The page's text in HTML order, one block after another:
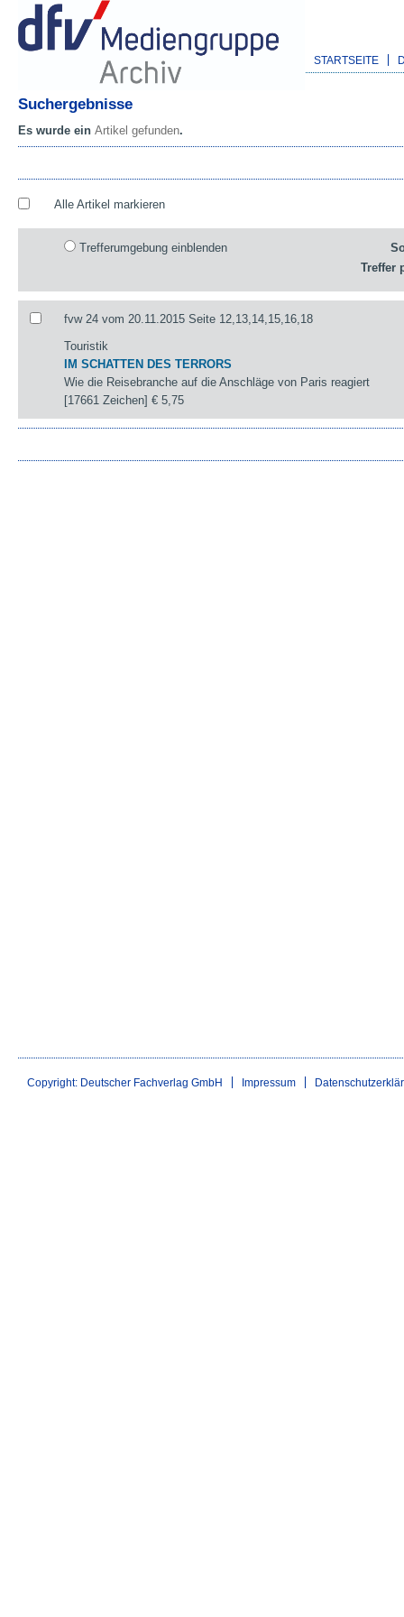
STARTSEITE
Suchergebnisse
Es wurde ein Artikel gefunden.
Alle Artikel markieren
Trefferumgebung einblenden
Treffer
fvw 24 vom 20.11.2015 Seite 12,13,14,15,16,18
Touristik
IM SCHATTEN DES TERRORS
Wie die Reisebranche auf die Anschläge von Paris reagiert
[17661 Zeichen]€ 5,75
Copyright: Deutscher Fachverlag GmbH Impressum